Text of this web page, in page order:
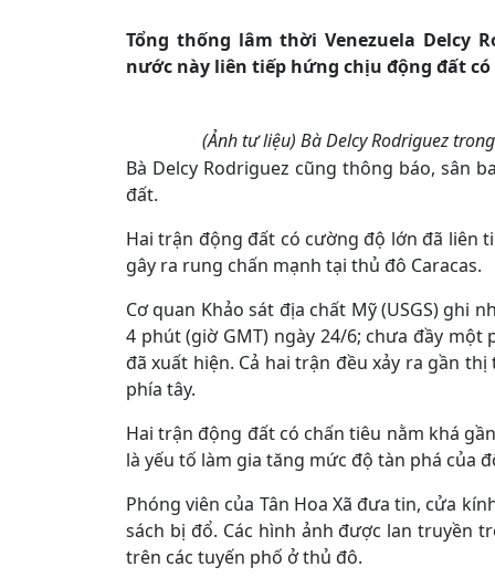
Tổng thống lâm thời Venezuela Delcy
nước này liên tiếp hứng chịu động đất
(Ảnh tư liệu) Bà Delcy Rodriguez
Bà Delcy Rodriguez cũng thông báo, sân
đất.
Hai trận động đất có cường độ lớn đã liên
gây ra rung chấn mạnh tại thủ đô Caracas.
Cơ quan Khảo sát địa chất Mỹ (USGS) ghi
4 phút (giờ GMT) ngày 24/6; chưa đầy
đã xuất hiện. Cả hai trận đều xảy ra gần
phía tây.
​Hai trận động đất có chấn tiêu nằm khá
là yếu tố làm gia tăng mức độ tàn phá của
Phóng viên của Tân Hoa Xã đưa tin, cửa
sách bị đổ. Các hình ảnh được lan truyền
trên các tuyến phố ở thủ đô.